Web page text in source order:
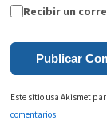
Recibir un
Este sitio usa Akismet
comentarios.